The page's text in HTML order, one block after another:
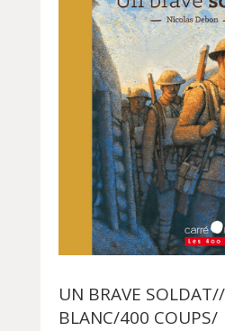
UN BRAVE
BLANC/400 COUPS/